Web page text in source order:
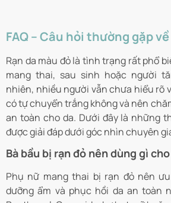
FAQ – Câu hỏi thường gặp
Rạn da màu đỏ là tình trạng rất phổ
mang thai, sau sinh hoặc người
nhiên, nhiều người vẫn chưa hiểu rõ
có tự chuyển trắng không và nên
an toàn cho da. Dưới đây là những
được giải đáp dưới góc nhìn chuyên
Bà bầu bị rạn đỏ nên dùng gì
Phụ nữ mang thai bị rạn đỏ nên
dưỡng ẩm và phục hồi da an toàn